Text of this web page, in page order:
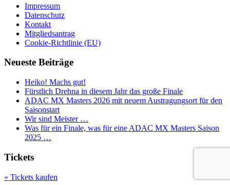
Impressum
Datenschutz
Kontakt
Mitgliedsantrag
Cookie-Richtlinie (EU)
Neueste Beiträge
Heiko! Machs gut!
Fürstlich Drehna in diesem Jahr das große Finale
ADAC MX Masters 2026 mit neuem Austragungsort für den
Saisonstart
Wir sind Meister …
Was für ein Finale, was für eine ADAC MX Masters Saison
2025 …
Tickets
» Tickets kaufen